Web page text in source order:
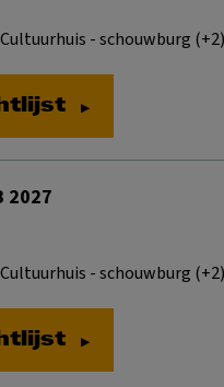
- schouwburg (+2)
2027
- schouwburg (+2)